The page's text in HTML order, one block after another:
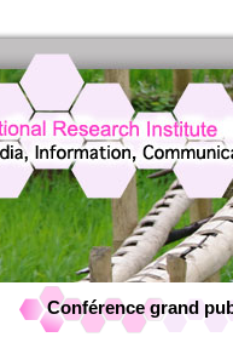
Conférence grand